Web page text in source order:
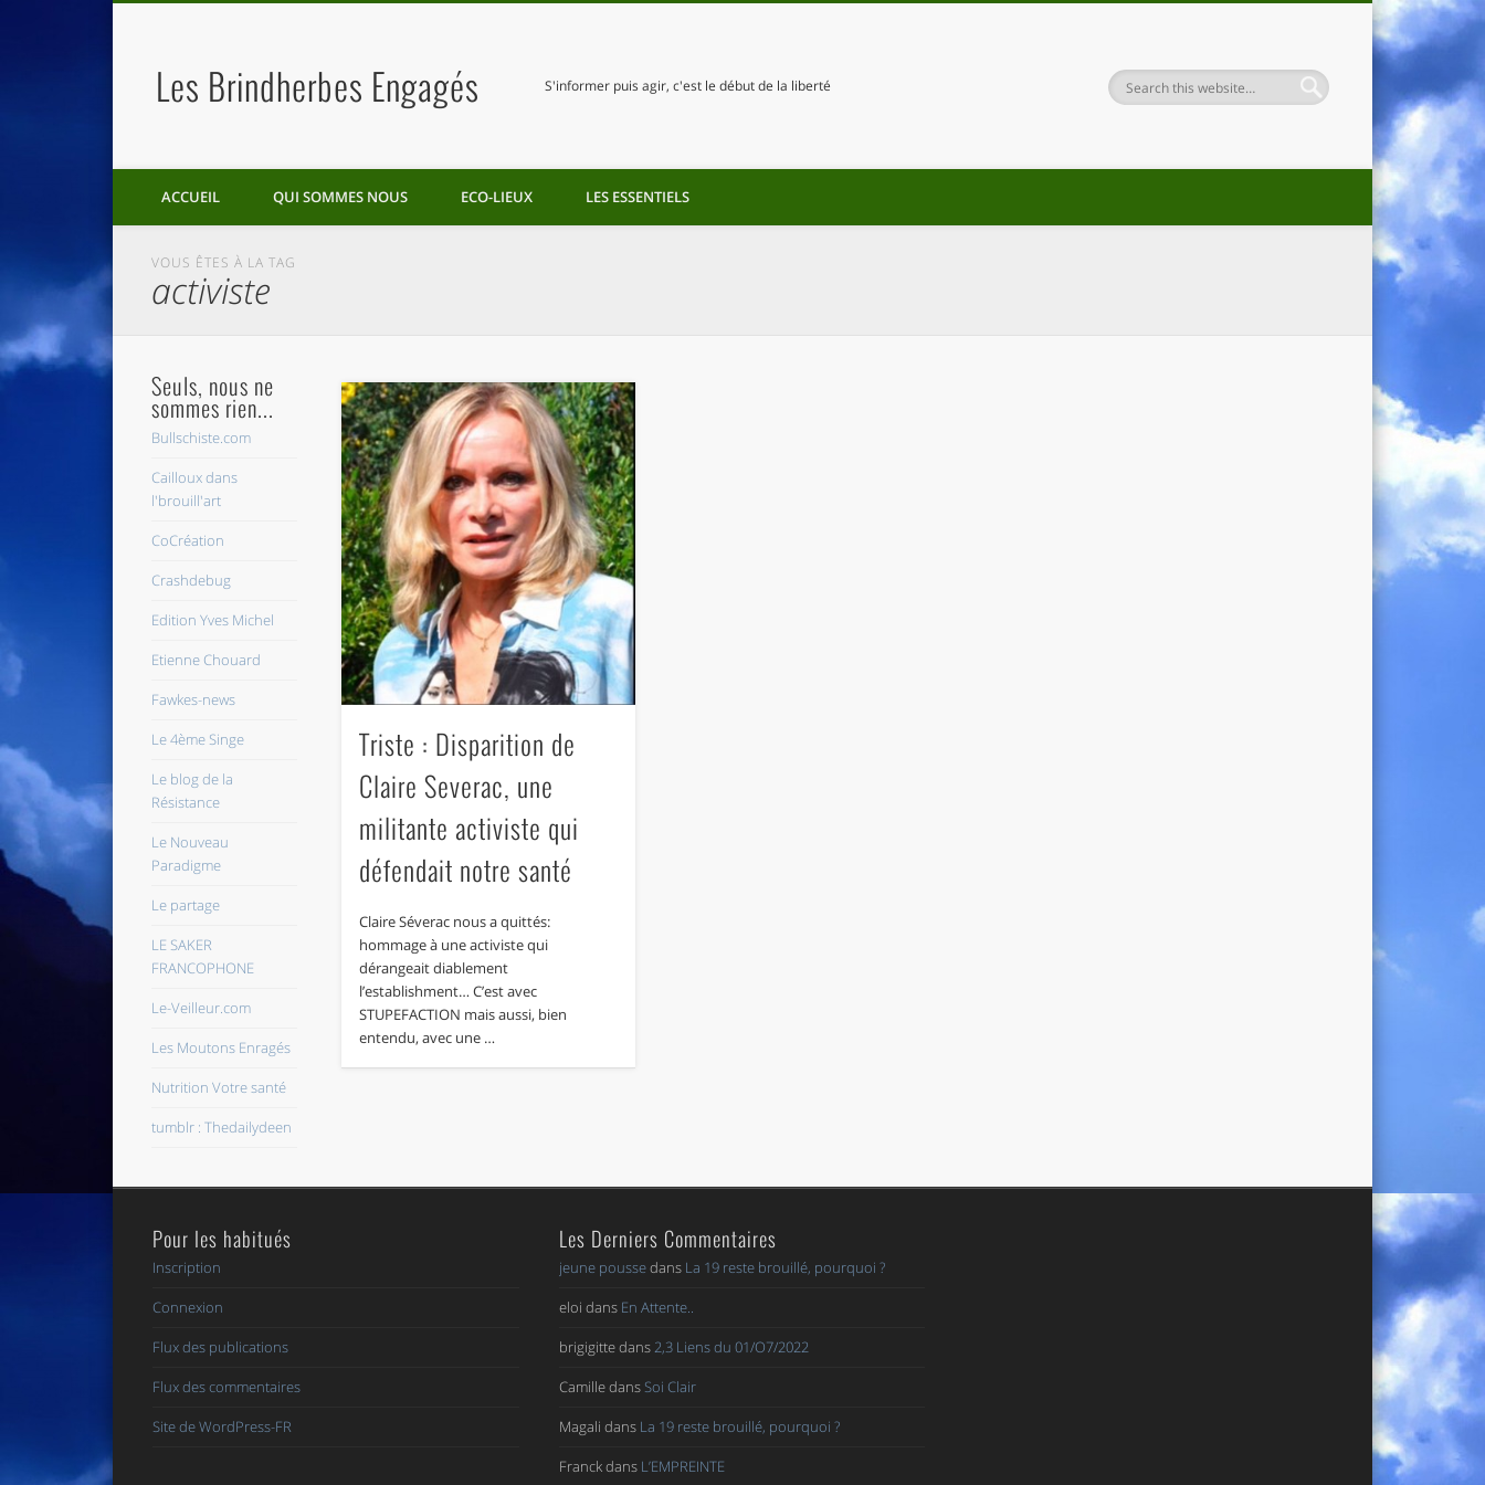
Les Brindherbes Engagés S'informer puis agir, c'est le début de la liberté
ACCUEIL QUI SOMMES NOUS ECO-LIEUX LES ESSENTIELS
VOUS ÊTES À LA TAG
activiste
Triste : Disparition de
Claire Severac, une
militante activiste qui
défendait notre santé
Claire Séverac nous a quittés:
hommage à une activiste qui
dérangeait diablement
l’establishment… C’est avec
STUPEFACTION mais aussi, bien
entendu, avec une …
Seuls, nous ne
sommes rien...
Bullschiste.com
Cailloux dans
l'brouill'art
CoCréation
Crashdebug
Edition Yves Michel
Etienne Chouard
Fawkes-news
Le 4ème Singe
Le blog de la
Résistance
Le Nouveau
Paradigme
Le partage
LE SAKER
FRANCOPHONE
Le-Veilleur.com
Les Moutons Enragés
Nutrition Votre santé
tumblr : Thedailydeen
Pour les habitués
Inscription
Connexion
Flux des publications
Flux des commentaires
Site de WordPress-FR
Les Derniers Commentaires
jeune poussedans La 19 reste brouillé, pourquoi ?
eloi dans En Attente..
brigigittedans2,3 Liens du 01/O7/2022
CamilledansSoi Clair
Magali dans La 19 reste brouillé, pourquoi ?
Franckdans L’EMPREINTE